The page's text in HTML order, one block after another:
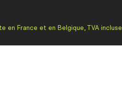
en France et en Belgique, TVA incluse